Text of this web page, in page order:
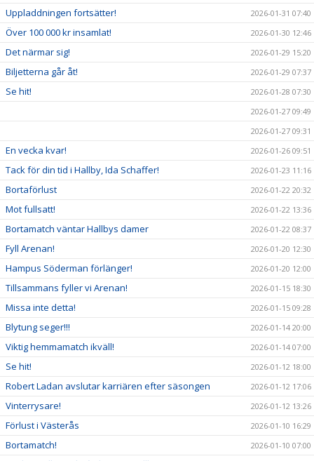
Uppladdningen fortsätter! 2026-01-31 07:40
Över 100 000 kr insamlat! 2026-01-30 12:46
Det närmar sig! 2026-01-29 15:20
Biljetterna går åt! 2026-01-29 07:37
Se hit!
2026-01-28 07:30
2026-01-27 09:49
2026-01-27 09:31
En vecka kvar! 2026-01-26 09:51
Tack för din tid i Hallby, Ida Schaffer! 2026-01-23 11:16
Bortaförlust 2026-01-22 20:32
Mot fullsatt! 2026-01-22 13:36
Bortamatch väntar Hallbys damer 2026-01-22 08:37
Fyll Arenan! 2026-01-20 12:30
Hampus Söderman förlänger! 2026-01-20 12:00
Tillsammans fyller vi Arenan! 2026-01-15 18:30
Missa inte detta! 2026-01-15 09:28
Blytung seger!!! 2026-01-14 20:00
Viktig hemmamatch ikväll! 2026-01-14 07:00
Se hit! 2026-01-12 18:00
Robert Ladan avslutar karriären efter säsongen 2026-01-12 17:06
Vinterrysare! 2026-01-12 13:26
Förlust i Västerås 2026-01-10 16:29
Bortamatch! 2026-01-10 07:00